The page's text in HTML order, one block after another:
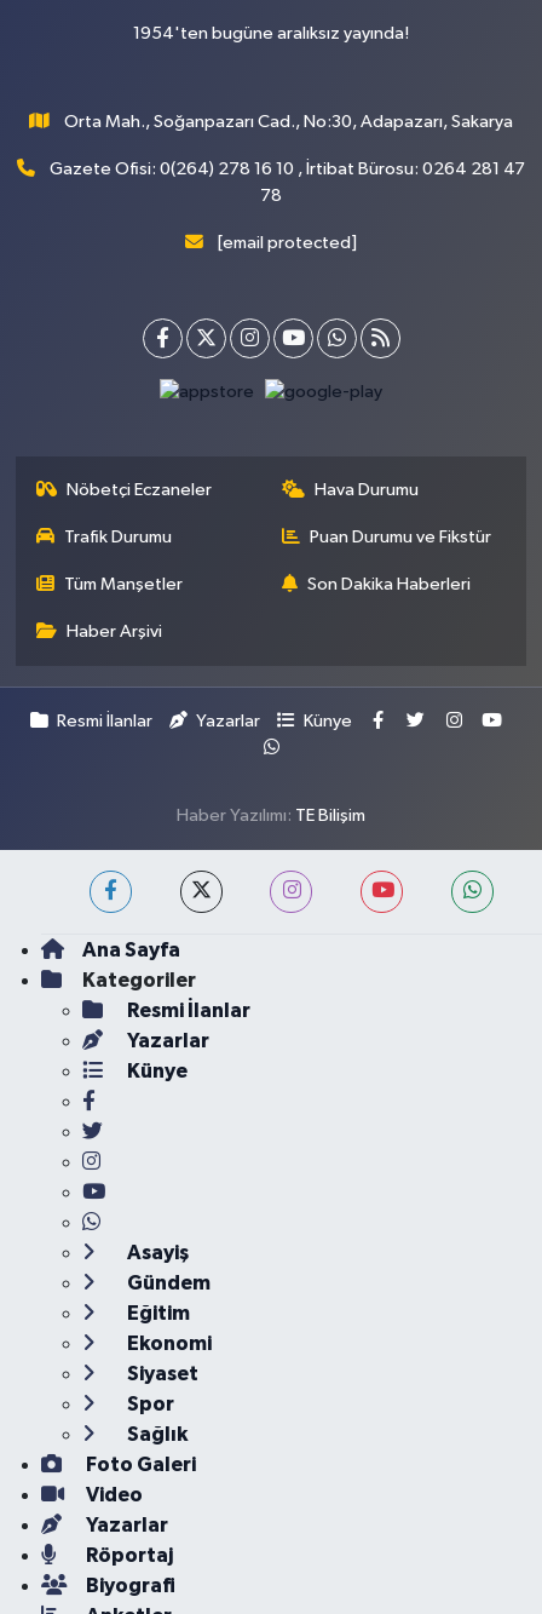
1954'ten bugüne aralıksız yayında!
Orta Mah., Soğanpazarı Cad., No:30, Adapazarı, Sakarya
Gazete Ofisi: 0(264) 278 16 10 , İrtibat Bürosu: 0264 281 47
78
[email protected]
Nöbetçi Eczaneler Hava Durumu
Trafik Durumu Puan Durumu ve Fikstür
Tüm Manşetler Son Dakika Haberleri
Haber Arşivi
Resmi İlanlar Yazarlar Künye
Haber Yazılımı: TE Bilişim
Ana Sayfa
Kategoriler
Resmi İlanlar
Yazarlar
Künye
Asayiş
Gündem
Eğitim
Ekonomi
Siyaset
Spor
Sağlık
Foto Galeri
Video
Yazarlar
Röportaj
Biyografi